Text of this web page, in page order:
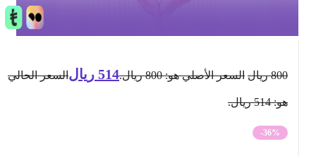
ريال السعر الأصلي هو: 800 ريال. 514 ريال السعر الحالي
-36%